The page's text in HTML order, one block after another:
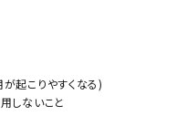
起こりやすくなる)
しないこと